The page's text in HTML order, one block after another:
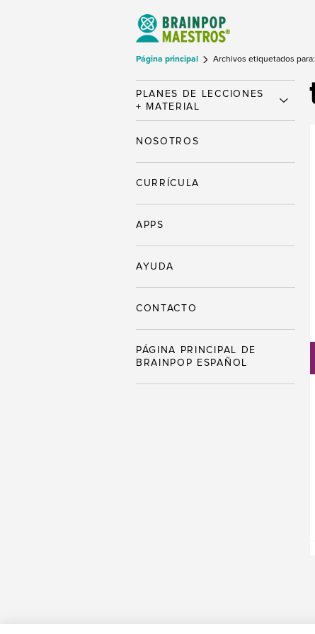
Página principal Archivos etiquetados
PLANES DE LECCIONES
+ MATERIAL
NOSOTROS
CURRÍCULA
APPS
AYUDA
CONTACTO
PÁGINA PRINCIPAL DE
BRAINPOP ESPAÑOL